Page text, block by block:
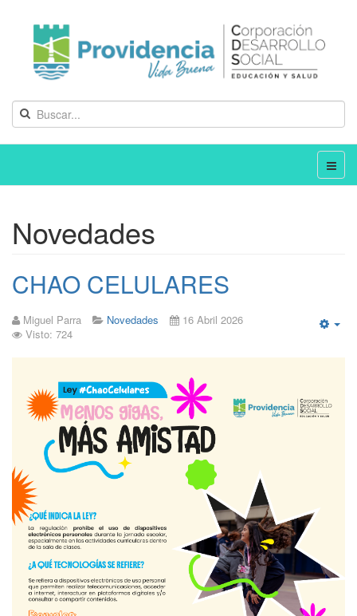
Novedades
CHAO CELULARES
Miguel Parra Novedades
16 Abril 2026
Visto: 724